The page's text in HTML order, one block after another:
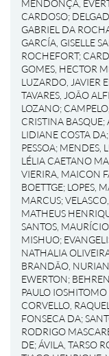
MENDONÇA,
CARDOSO;
GABRIEL DA
GARCÍA, GISELLE
ROCHEFORT;
GOMES, HECTOR
LUZARDO, JAVIER
TAVARES, JOÃO
LOZANO;
CRISTINA BASQUE;
LIDIANE COSTA DA;
PESSOA; MENDES,
LÉLIA CAETANO
VIERIRA, MAICON
BOETTGE; LOPES,
MARCUS;
MATHEUS
SANTOS,
MISHUO;
NATHALIA
BRANDÃO, NURIAN
EWERTON;
PAULO
CORVELLO,
FONSECA DA;
RODRIGO
DE;ÁVILA, TARSO